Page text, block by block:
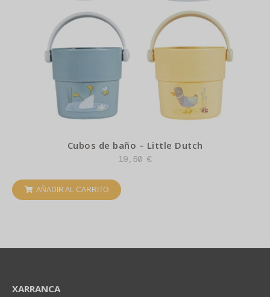
Cubos de baño – Little Dutch
19,50 €
AÑADIR AL CARRITO
XARRANCA